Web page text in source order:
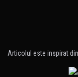
Articolul este inspirat